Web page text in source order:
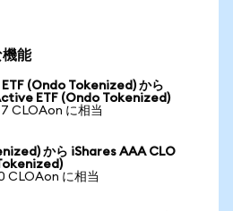
機能
(Ondo Tokenized) から
ETF (Ondo Tokenized)
CLOAon に相当
から iShares AAA CLO
CLOAon に相当